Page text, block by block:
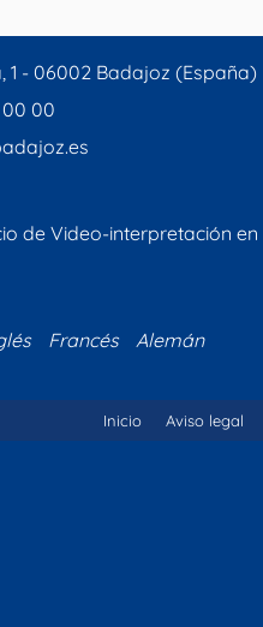
1 - 06002 Badajoz (España)
00 00
de Video-interpretación
Francés Alemán
Inicio Aviso legal